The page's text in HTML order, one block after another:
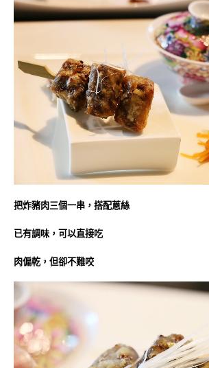
把炸豬肉三個一串，搭配蔥絲
已有調味，可以直接吃
肉偏乾，但卻不難咬